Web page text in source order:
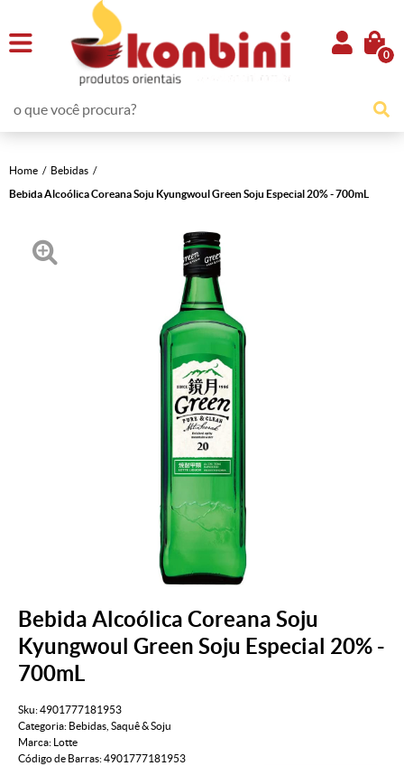
0
Home
Bebidas
Bebida Alcoólica Coreana Soju Kyungwoul Green Soju Especial 20% - 700mL
Bebida Alcoólica Coreana Soju
Kyungwoul Green Soju Especial 20% -
700mL
Sku:4901777181953
Categoria: Bebidas Saquê & Soju
Marca:
Lotte
Código de Barras:4901777181953